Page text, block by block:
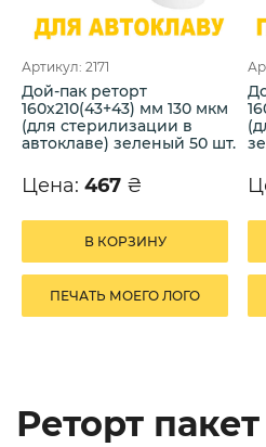
Артикул: 2171
Дой-пак реторт
160х210(43+43) мм 130 мкм
(для стерилизации в
автоклаве) зеленый 50 шт.
Цена: 467 ₴
В КОРЗИНУ
ПЕЧАТЬ МОЕГО ЛОГО
Реторт